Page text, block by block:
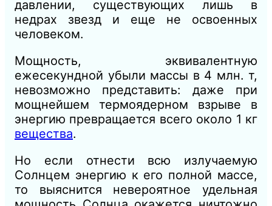
давлении, существующих лишь в
недрах звезд и еще не освоенных
человеком.
Мощность, эквивалентную
ежесекундной убыли массы в 4 млн. т,
невозможно представить: даже при
мощнейшем термоядерном взрыве в
энергию превращается всего около 1 кг
вещества.
Но если отнести всю излучаемую
Солнцем энергию к его полной массе,
то выяснится невероятное удельная